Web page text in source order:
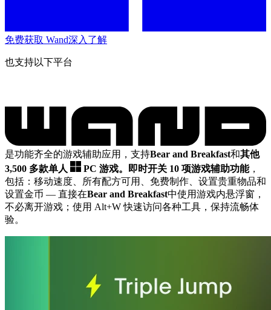
免费获取 Wand深入了解
也支持以下平台
是功能齐全的游戏辅助应用，支持Bear and Breakfast和其他
3,500 多款单人
PC 游戏。 即时开关 10 项游戏辅助功能，
包括：移动速度、所有配方可用、免费制作、设置贵重物品和
设置金币 — 直接在Bear and Breakfast中使用游戏内悬浮窗，
不必离开游戏；使用 Alt+W 快速访问各种工具，保持流畅体
验。